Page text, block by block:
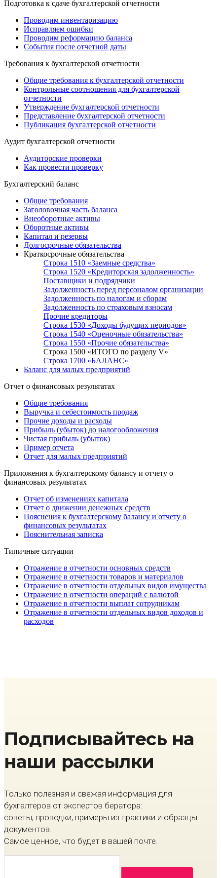
Подготовка к сдаче бухгалтерской отчетности
Проводим инвентаризацию
Исправляем ошибки
Проводим реформацию баланса
События после отчетной даты
Требования к бухгалтерской отчетности
Общие требования к бухгалтерской отчетности
Контрольные соотношения для бухгалтерской
отчетности
Утверждение бухгалтерской отчетности
Представление бухгалтерской отчетности
Публикация бухгалтерской отчетности
Аудит бухгалтерской отчетности
Аудиторские проверки
Как провести проверку
Бухгалтерский баланс
Общие требования
Заголовочная часть баланса
Внеоборотные активы
Оборотные активы
Капитал и резервы
Долгосрочные обязательства
Краткосрочные обязательства
Строка 1510 «Заемные средства»
Строка 1520 «Кредиторская задолженность»
Поставщики и подрядчики
Задолженность перед персоналом организации
Задолженность по налогам и сборам
Задолженность по страховым взносам
Прочие кредиторы
Строка 1530 «Доходы будущих периодов»
Строка 1540 «Оценочные обязательства»
Строка 1550 «Прочие обязательства»
Строка 1500 «ИТОГО по разделу V»
Строка 1700 «БАЛАНС»
Баланс для малых предприятий
Отчет о финансовых результатах
Общие требования
Выручка и себестоимость продаж
Прочие доходы и расходы
Прибыль (убыток) до налогообложения
Чистая прибыль (убыток)
Пример отчета
Отчет для малых предприятий
Приложения к бухгалтерскому балансу и отчету о
финансовых результатах
Отчет об изменениях капитала
Отчет о движении денежных средств
Пояснения к бухгалтерскому балансу и отчету о
финансовых результатах
Пояснительная записка
Типичные ситуации
Отражение в отчетности основных средств
Отражение в отчетности товаров и материалов
Отражение в отчетности отдельных видов имущества
Отражение в отчетности операций с валютой
Отражение в отчетности выплат сотрудникам
Отражение в отчетности отдельных видов доходов и
расходов
Подписывайтесь на
наши рассылки
Только полезная и свежая информация для
бухгалтеров от экспертов бератора:
советы, проводки, примеры из практики и образцы
документов.
Самое ценное, что будет в вашей почте.